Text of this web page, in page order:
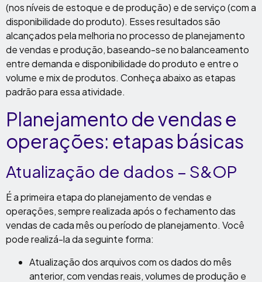
(nos níveis de estoque e de produção) e de serviço (com a
disponibilidade do produto). Esses resultados são
alcançados pela melhoria no processo de planejamento
de vendas e produção, baseando-se no balanceamento
entre demanda e disponibilidade do produto e entre o
volume e mix de produtos. Conheça abaixo as etapas
padrão para essa atividade.
Planejamento de vendas e
operações: etapas básicas
Atualização de dados – S&OP
É a primeira etapa do planejamento de vendas e
operações, sempre realizada após o fechamento das
vendas de cada mês ou período de planejamento. Você
pode realizá-la da seguinte forma:
Atualização dos arquivos com os dados do mês
anterior, com vendas reais, volumes de produção e